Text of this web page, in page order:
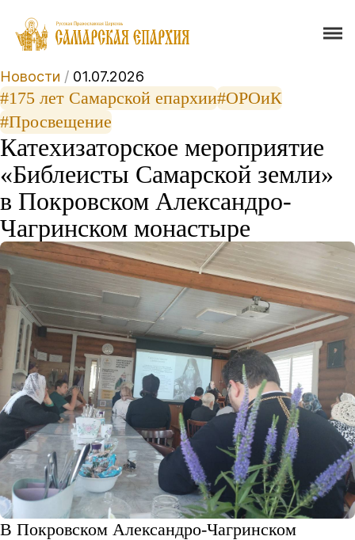
Новости / 01.07.2026
#175 лет Самарской епархии#ОРОиК
#Просвещение
Катехизаторское мероприятие
«Библеисты Самарской земли»
в Покровском Александро-
Чагринском монастыре
В Покровском Александро-Чагринском